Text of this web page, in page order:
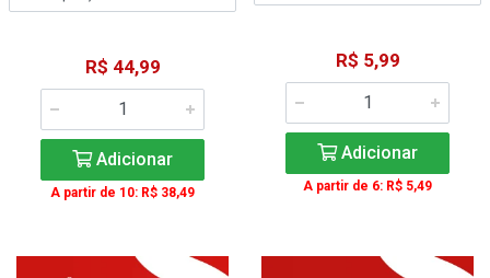
R$ 44,99
Adicionar
A partir de 10: R$ 38,49
R$ 5,99
Adicionar
A partir de 6: R$ 5,49